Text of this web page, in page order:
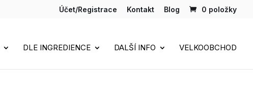
Účet/Registrace Kontakt Blog 0 položky
DLE INGREDIENCE DALŠÍ INFO VELKOOBCHOD